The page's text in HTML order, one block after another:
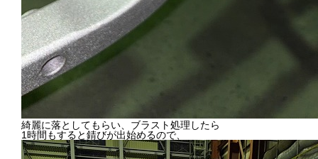
綺麗に落としてもらい、ブラスト処理したら
1時間もすると錆びが出始めるので、